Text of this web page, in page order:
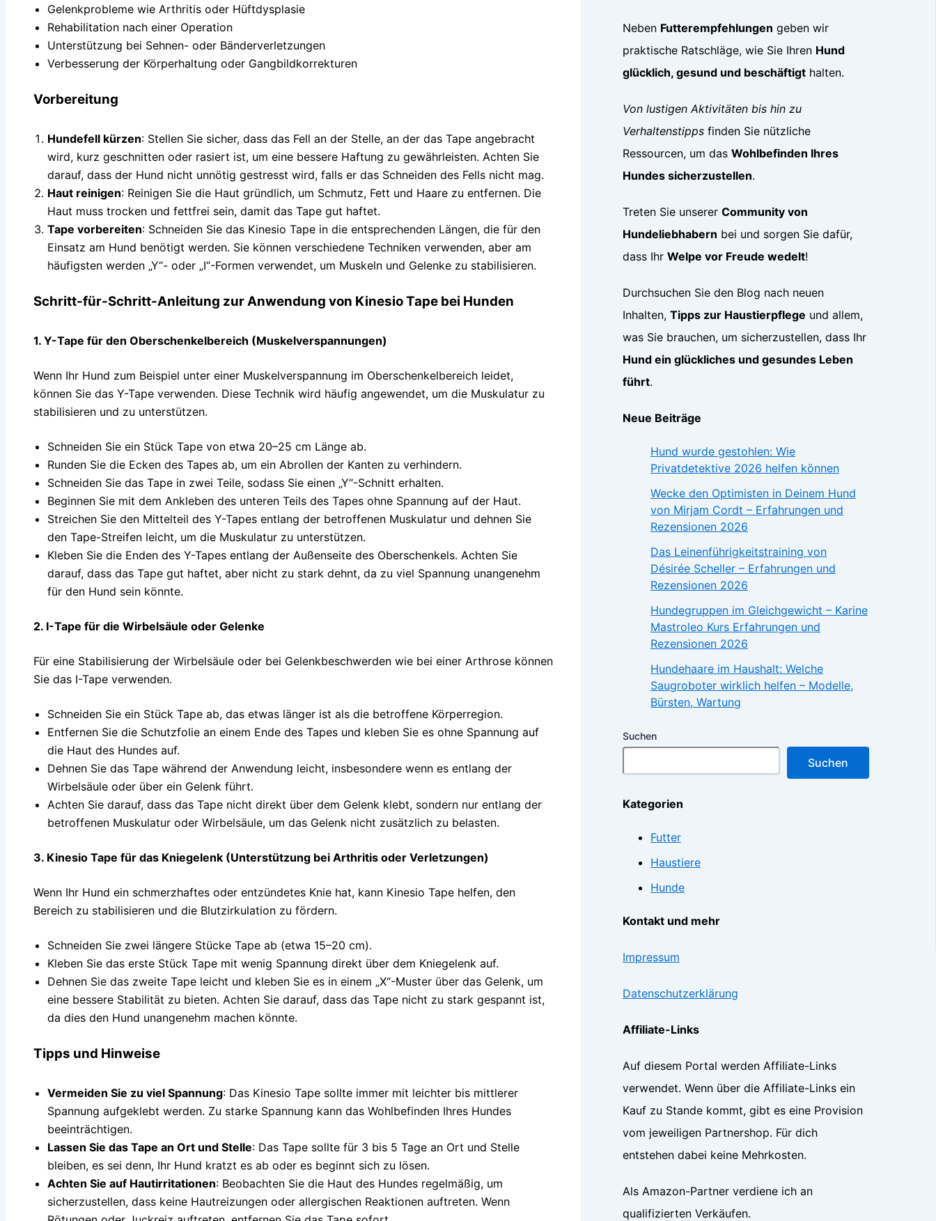
Gelenkprobleme wie Arthritis oder Hüftdysplasie
Rehabilitation nach einer Operation
Unterstützung bei Sehnen- oder Bänderverletzungen
Verbesserung der Körperhaltung oder Gangbildkorrekturen
Vorbereitung
Hundefell kürzen: Stellen Sie sicher, dass das Fell an der Stelle, an der das Tape angebracht
wird, kurz geschnitten oder rasiert ist, um eine bessere Haftung zu gewährleisten. Achten Sie
darauf, dass der Hund nicht unnötig gestresst wird, falls er das Schneiden des Fells nicht mag.
Haut reinigen: Reinigen Sie die Haut gründlich, um Schmutz, Fett und Haare zu entfernen. Die
Haut muss trocken und fettfrei sein, damit das Tape gut haftet.
Tape vorbereiten: Schneiden Sie das Kinesio Tape in die entsprechenden Längen, die für den
Einsatz am Hund benötigt werden. Sie können verschiedene Techniken verwenden, aber am
häufigsten werden „Y“- oder „I“-Formen verwendet, um Muskeln und Gelenke zu stabilisieren.
Schritt-für-Schritt-Anleitung zur Anwendung von Kinesio Tape bei Hunden
1. Y-Tape für den Oberschenkelbereich (Muskelverspannungen)
Wenn Ihr Hund zum Beispiel unter einer Muskelverspannung im Oberschenkelbereich leidet,
können Sie das Y-Tape verwenden. Diese Technik wird häufig angewendet, um die Muskulatur zu
stabilisieren und zu unterstützen.
Schneiden Sie ein Stück Tape von etwa 20–25 cm Länge ab.
Runden Sie die Ecken des Tapes ab, um ein Abrollen der Kanten zu verhindern.
Schneiden Sie das Tape in zwei Teile, sodass Sie einen „Y“-Schnitt erhalten.
Beginnen Sie mit dem Ankleben des unteren Teils des Tapes ohne Spannung auf der Haut.
Streichen Sie den Mittelteil des Y-Tapes entlang der betroffenen Muskulatur und dehnen Sie
den Tape-Streifen leicht, um die Muskulatur zu unterstützen.
Kleben Sie die Enden des Y-Tapes entlang der Außenseite des Oberschenkels. Achten Sie
darauf, dass das Tape gut haftet, aber nicht zu stark dehnt, da zu viel Spannung unangenehm
für den Hund sein könnte.
2. I-Tape für die Wirbelsäule oder Gelenke
Für eine Stabilisierung der Wirbelsäule oder bei Gelenkbeschwerden wie bei einer Arthrose können
Sie das I-Tape verwenden.
Schneiden Sie ein Stück Tape ab, das etwas länger ist als die betroffene Körperregion.
Entfernen Sie die Schutzfolie an einem Ende des Tapes und kleben Sie es ohne Spannung auf
die Haut des Hundes auf.
Dehnen Sie das Tape während der Anwendung leicht, insbesondere wenn es entlang der
Wirbelsäule oder über ein Gelenk führt.
Achten Sie darauf, dass das Tape nicht direkt über dem Gelenk klebt, sondern nur entlang der
betroffenen Muskulatur oder Wirbelsäule, um das Gelenk nicht zusätzlich zu belasten.
3. Kinesio Tape für das Kniegelenk (Unterstützung bei Arthritis oder Verletzungen)
Wenn Ihr Hund ein schmerzhaftes oder entzündetes Knie hat, kann Kinesio Tape helfen, den
Bereich zu stabilisieren und die Blutzirkulation zu fördern.
Schneiden Sie zwei längere Stücke Tape ab (etwa 15–20 cm).
Kleben Sie das erste Stück Tape mit wenig Spannung direkt über dem Kniegelenk auf.
Dehnen Sie das zweite Tape leicht und kleben Sie es in einem „X“-Muster über das Gelenk, um
eine bessere Stabilität zu bieten. Achten Sie darauf, dass das Tape nicht zu stark gespannt ist,
da dies den Hund unangenehm machen könnte.
Tipps und Hinweise
Vermeiden Sie zu viel Spannung: Das Kinesio Tape sollte immer mit leichter bis mittlerer
Spannung aufgeklebt werden. Zu starke Spannung kann das Wohlbefinden Ihres Hundes
beeinträchtigen.
Lassen Sie das Tape an Ort und Stelle: Das Tape sollte für 3 bis 5 Tage an Ort und Stelle
bleiben, es sei denn, Ihr Hund kratzt es ab oder es beginnt sich zu lösen.
Achten Sie auf Hautirritationen: Beobachten Sie die Haut des Hundes regelmäßig, um
sicherzustellen, dass keine Hautreizungen oder allergischen Reaktionen auftreten. Wenn
Neben Futterempfehlungen geben wir
praktische Ratschläge, wie Sie Ihren Hund
glücklich, gesund und beschäftigt halten.
Von lustigen Aktivitäten bis hin zu
Verhaltenstipps finden Sie nützliche
Ressourcen, um das Wohlbefinden Ihres
Hundes sicherzustellen.
Treten Sie unserer Community von
Hundeliebhabern bei und sorgen Sie dafür,
dass Ihr Welpe vor Freude wedelt!
Durchsuchen Sie den Blog nach neuen
Inhalten, Tipps zur Haustierpflege und allem,
was Sie brauchen, um sicherzustellen, dass Ihr
Hund ein glückliches und gesundes Leben
führt.
Neue Beiträge
Hund wurde gestohlen: Wie
Privatdetektive 2026 helfen können
Wecke den Optimisten in Deinem Hund
von Mirjam Cordt – Erfahrungen und
Rezensionen 2026
Das Leinenführigkeitstraining von
Désirée Scheller – Erfahrungen und
Rezensionen 2026
Hundegruppen im Gleichgewicht – Karine
Mastroleo Kurs Erfahrungen und
Rezensionen 2026
Hundehaare im Haushalt: Welche
Saugroboter wirklich helfen – Modelle,
Bürsten, Wartung
Suchen
Suchen
Kategorien
Futter
Haustiere
Hunde
Kontakt und mehr
Impressum
Datenschutzerklärung
Affiliate-Links
Auf diesem Portal werden Affiliate-Links
verwendet. Wenn über die Affiliate-Links ein
Kauf zu Stande kommt, gibt es eine Provision
vom jeweiligen Partnershop. Für dich
entstehen dabei keine Mehrkosten.
Als Amazon-Partner verdiene ich an
qualifizierten Verkäufen.